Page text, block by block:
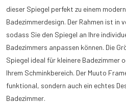
dieser Spiegel perfekt zu einem
Badezimmerdesign. Der Rahmen ist in
sodass Sie den Spiegel an Ihre
Badezimmers anpassen können. Die
Spiegel ideal für kleinere Badezimmer
Ihrem Schminkbereich. Der Muuto
funktional, sondern auch ein echtes
Badezimmer.